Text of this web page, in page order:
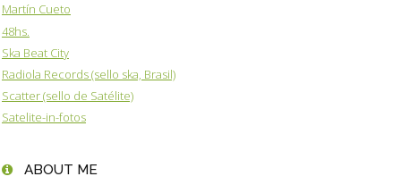
Martín Cueto
48hs.
Ska Beat City
Radiola Records (sello ska, Brasil)
Scatter (sello de Satélite)
Satelite-in-fotos
ABOUT ME